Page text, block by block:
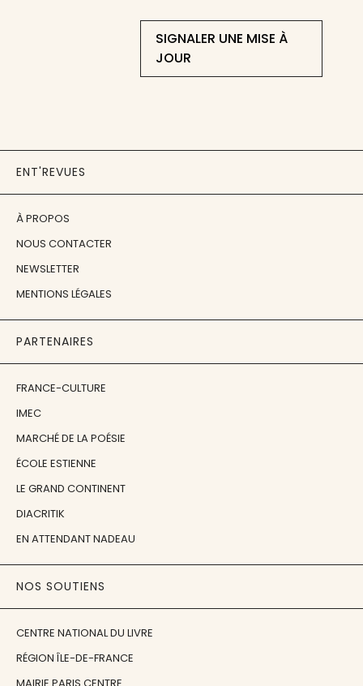
SIGNALER UNE MISE À
JOUR
ENT'REVUES
À PROPOS
NOUS CONTACTER
NEWSLETTER
MENTIONS LÉGALES
PARTENAIRES
FRANCE-CULTURE
IMEC
MARCHÉ DE LA POÉSIE
ÉCOLE ESTIENNE
LE GRAND CONTINENT
DIACRITIK
EN ATTENDANT NADEAU
NOS SOUTIENS
CENTRE NATIONAL DU LIVRE
RÉGION ÎLE-DE-FRANCE